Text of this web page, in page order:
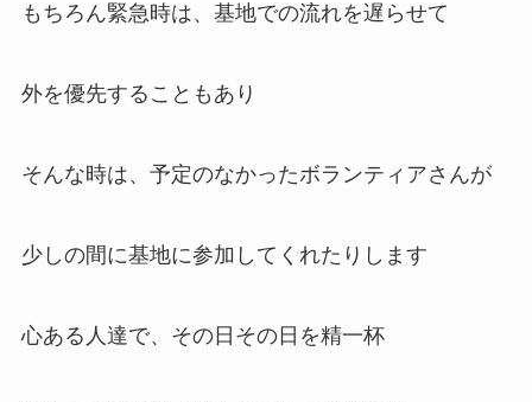
もちろん緊急時は、基地での流れを遅らせて
外を優先することもあり
そんな時は、予定のなかったボランティアさんが
少しの間に基地に参加してくれたりします
心ある人達で、その日その日を精一杯